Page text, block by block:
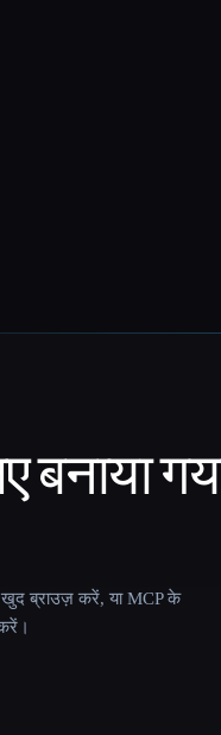
बनाया
ब्राउज़ करें, या MCP के